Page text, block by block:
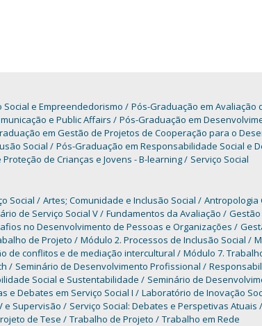
Social e Empreendedorismo
Pós-Graduação em Avaliação
e Public Affairs
Pós-Graduação em
em Gestão de Projetos de Cooperação para o
Social
Pós-Graduação em Responsabilidade Social e
de Crianças e Jovens - B-learning
Serviço Social
Social Artes; Comunidade e Inclusão Social Antropologia
de Serviço Social V Fundamentos da Avaliação
no Desenvolvimento de Pessoas e Organizações
de Projeto Módulo 2. Processos de Inclusão Social
de conflitos e de mediação intercultural
Módulo 7.
Seminário de Desenvolvimento Profissional
Social e Sustentabilidade Seminário de
e Debates em Serviço Social I Laboratório de Inovação
e Supervisão Serviço Social: Debates e Perspetivas Atuais
de Tese Trabalho de Projeto Trabalho em Rede